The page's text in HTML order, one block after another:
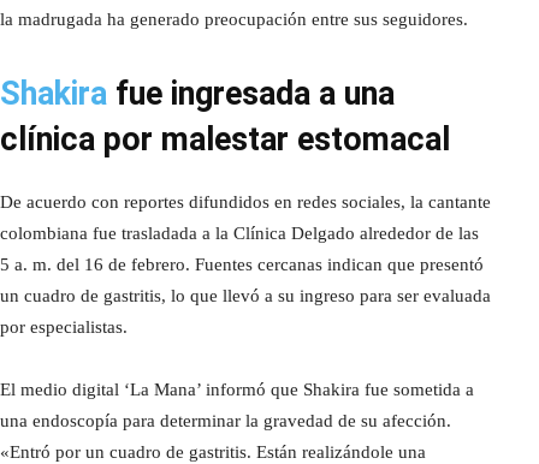
la madrugada ha generado preocupación entre sus seguidores.
Shakira fue ingresada a una
clínica por malestar estomacal
De acuerdo con reportes difundidos en redes sociales, la cantante
colombiana fue trasladada a la Clínica Delgado alrededor de las
5 a. m. del 16 de febrero. Fuentes cercanas indican que presentó
un cuadro de gastritis, lo que llevó a su ingreso para ser evaluada
por especialistas.
El medio digital ‘La Mana’ informó que Shakira fue sometida a
una endoscopía para determinar la gravedad de su afección.
«Entró por un cuadro de gastritis. Están realizándole una